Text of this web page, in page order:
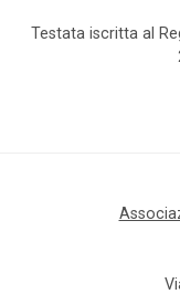
Testata iscritta al